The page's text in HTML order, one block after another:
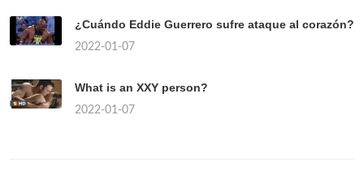
¿Cuándo Eddie Guerrero sufre ataque al corazón?
2022-01-07
What is an XXY person?
2022-01-07